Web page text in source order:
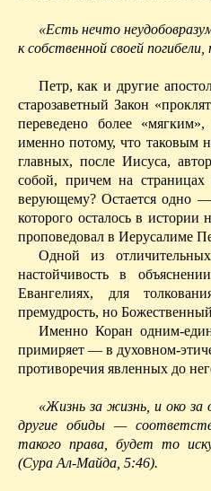
«Есть нечто
к собственной своей
Петр, как и другие
старозаветный Закон
переведено более
именно потому, что таковым
главных, после Иисуса,
собой, причем на
верующему? Остается одно
которого осталось в истории
проповедовал в Иерусалиме
Одной из
настойчивость в
Евангелиях, для
премудрость, но
Именно Коран одним-
примиряет — в духовном-
противоречия явленных до
«Жизнь за жизнь, и око за
другие обиды —
такого права, будет то
(Сура Ал-Майда , 5:46).